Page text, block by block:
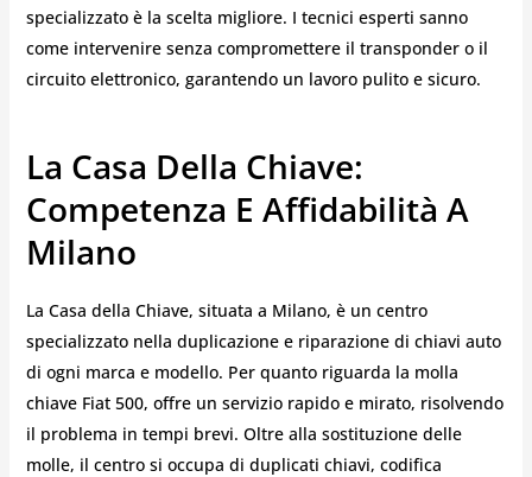
specializzato è la scelta migliore. I tecnici esperti sanno
come intervenire senza compromettere il transponder o il
circuito elettronico, garantendo un lavoro pulito e sicuro.
La Casa Della Chiave:
Competenza E Affidabilità A
Milano
La Casa della Chiave, situata a Milano, è un centro
specializzato nella duplicazione e riparazione di chiavi auto
di ogni marca e modello. Per quanto riguarda la molla
chiave Fiat 500, offre un servizio rapido e mirato, risolvendo
il problema in tempi brevi. Oltre alla sostituzione delle
molle, il centro si occupa di duplicati chiavi, codifica